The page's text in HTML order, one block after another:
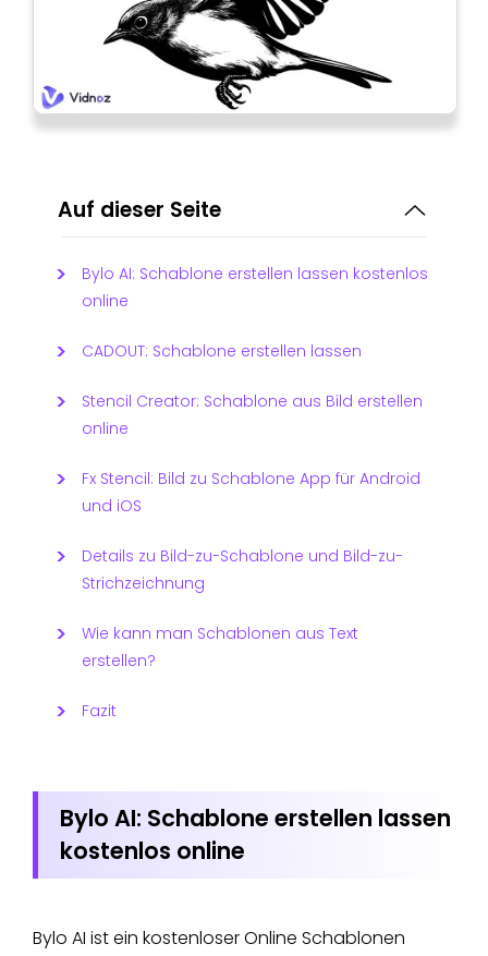
Auf dieser Seite
Bylo AI: Schablone erstellen lassen kostenlos
online
CADOUT: Schablone erstellen lassen
Stencil Creator: Schablone aus Bild erstellen
online
Fx Stencil: Bild zu Schablone App für Android
und iOS
Details zu Bild-zu-Schablone und Bild-zu-
Strichzeichnung
Wie kann man Schablonen aus Text
erstellen?
Fazit
Bylo AI: Schablone erstellen lassen
kostenlos online
Bylo AI ist ein kostenloser Online Schablonen